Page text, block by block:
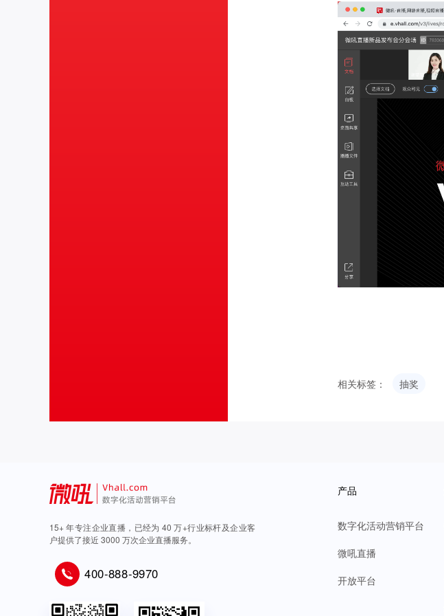
相关标签： 抽奖
15+ 年专注企业直播，已经为 40 万+行业标杆及企业客
户提供了接近 3000 万次企业直播服务。
400-888-9970
产品
数字化活动营销平台
微吼直播
开放平台